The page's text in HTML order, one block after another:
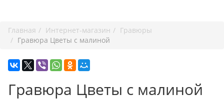
Главная Интернет-магазин
Гравюры
Гравюра Цветы с малиной
Гравюра Цветы с малиной